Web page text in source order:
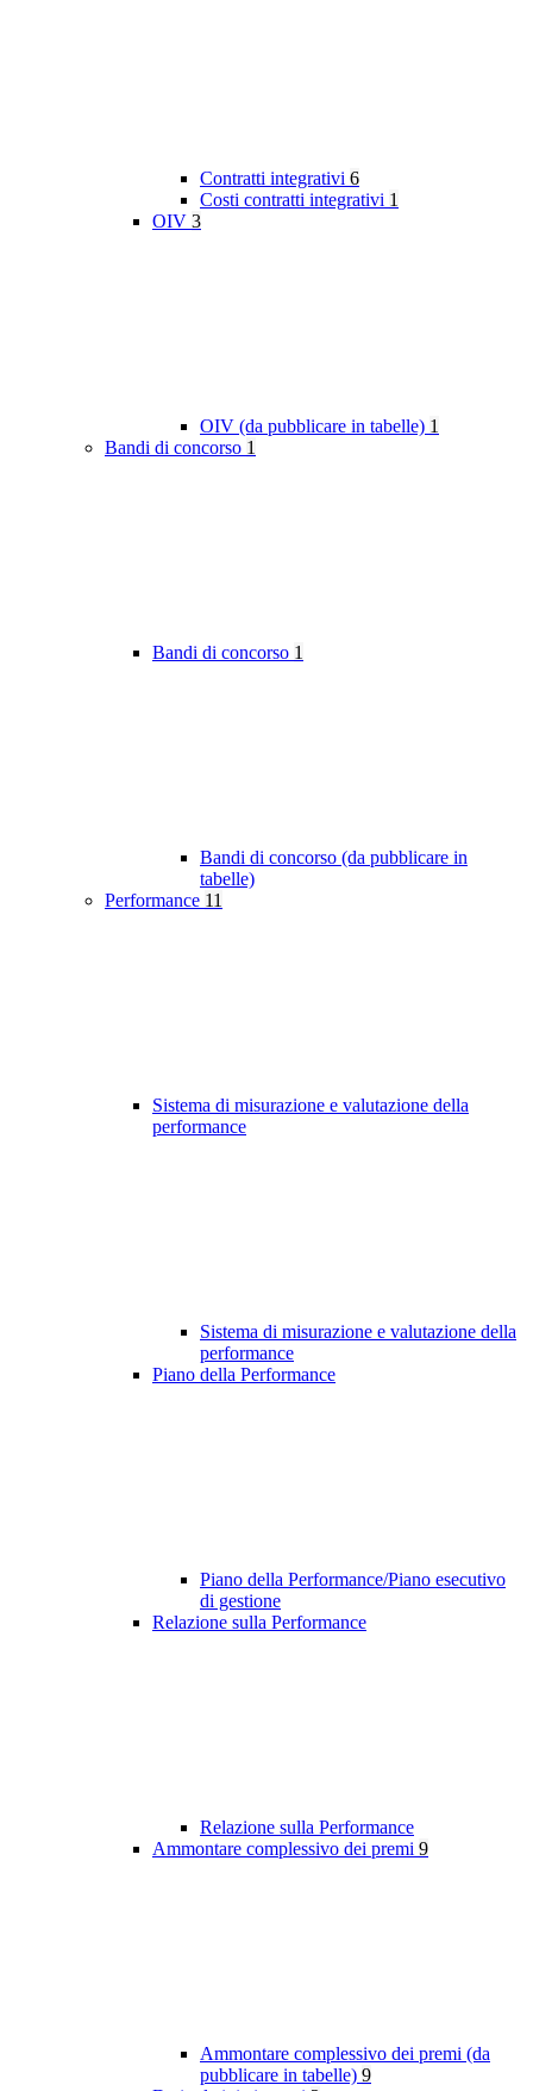
Contratti integrativi 6
Costi contratti integrativi 1
OIV 3
OIV (da pubblicare in tabelle) 1
Bandi di concorso 1
Bandi di concorso 1
Bandi di concorso (da pubblicare in
tabelle)
Performance 11
Sistema di misurazione e valutazione della
performance
Sistema di misurazione e valutazione della
performance
Piano della Performance
Piano della Performance/Piano esecutivo
di gestione
Relazione sulla Performance
Relazione sulla Performance
Ammontare complessivo dei premi 9
Ammontare complessivo dei premi (da
pubblicare in tabelle) 9